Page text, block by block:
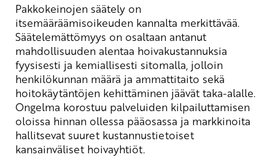
Pakkokeinojen säätely on
itsemääräämisoikeuden kannalta merkittävää.
Säätelemättömyys on osaltaan antanut
mahdollisuuden alentaa hoivakustannuksia
fyysisesti ja kemiallisesti sitomalla, jolloin
henkilökunnan määrä ja ammattitaito sekä
hoitokäytäntöjen kehittäminen jäävät taka-alalle.
Ongelma korostuu palveluiden kilpailuttamisen
oloissa hinnan ollessa pääosassa ja markkinoita
hallitsevat suuret kustannustietoiset
kansainväliset hoivayhtiöt.